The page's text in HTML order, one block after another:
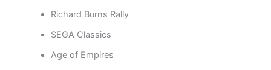
Richard Burns Rally
SEGA Classics
Age of Empires